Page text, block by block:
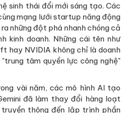
sinh thái đổi mới sáng tạo. Các
mạng lưới startup năng động
những đột phá nhanh chóng cả
kinh doanh. Những cái tên như
hay NVIDIA không chỉ là doanh
tâm quyền lực công nghệ"
vài năm, các mô hình AI tạo
đã làm thay đổi hàng loạt
thông đến lập trình phần